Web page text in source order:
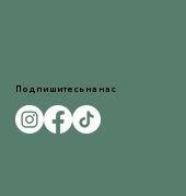
Подпишитесь на нас